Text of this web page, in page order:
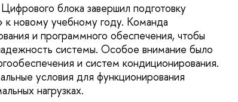
блока завершил подготовку
к новому учебному году. Команда
и программного обеспечения, чтобы
системы. Особое внимание было
и систем кондиционирования.
условия для функционирования
нагрузках.